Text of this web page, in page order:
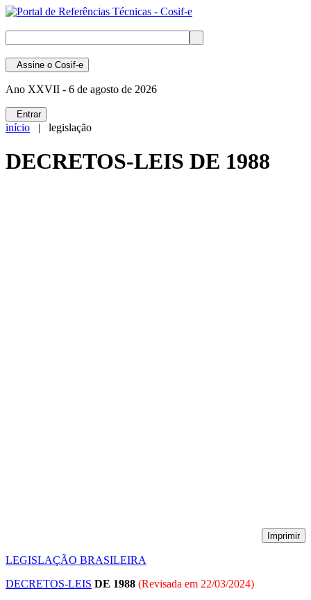
Assine o Cosif-e
Ano XXVII - 6 de agosto de 2026
Entrar
início | legislação
DECRETOS-LEIS DE 1988
Imprimir
LEGISLAÇÃO BRASILEIRA
DECRETOS-LEIS DE 1988 (Revisada em 22/03/2024)